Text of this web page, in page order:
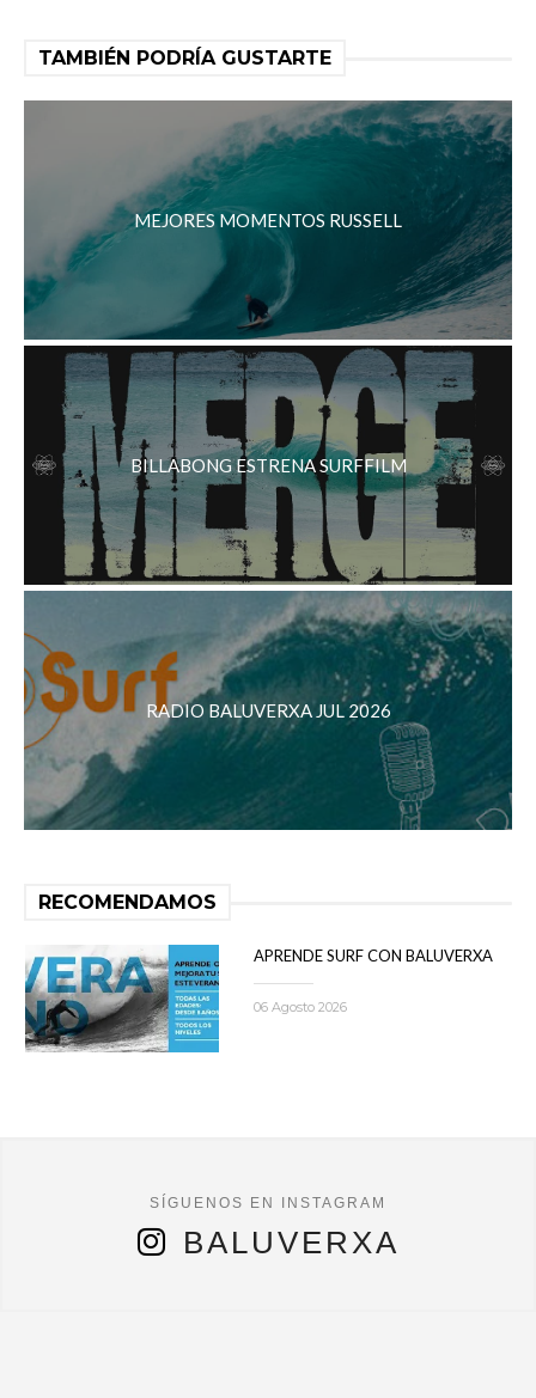
TAMBIÉN PODRÍA GUSTARTE
MEJORES MOMENTOS RUSSELL
BILLABONG ESTRENA SURFFILM
RADIO BALUVERXA JUL 2026
RECOMENDAMOS
APRENDE SURF CON BALUVERXA
06 Agosto 2026
BALUVERXA